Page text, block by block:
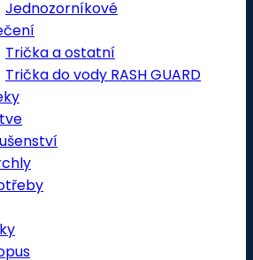
Jednozorníkové
Trička a ostatní
Trička do vody RASH GUARD